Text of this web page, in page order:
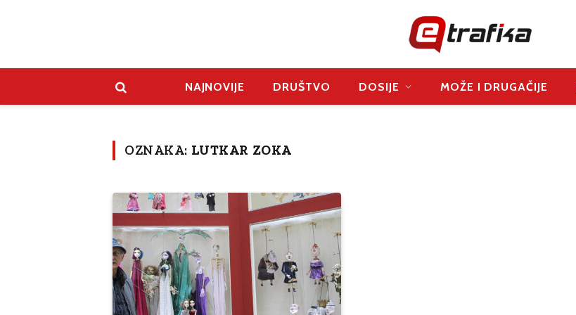
NAJNOVIJE DRUŠTVO DOSIJE MOŽE I DRUGAČIJE
OZNAKA: LUTKAR ZOKA